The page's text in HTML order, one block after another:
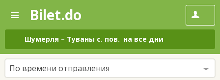
—
Поиск
и
покупка
билетов
на
автобус
Bilet.do
Шумерля – Туваны с. пов. на все дни
По времени отправления